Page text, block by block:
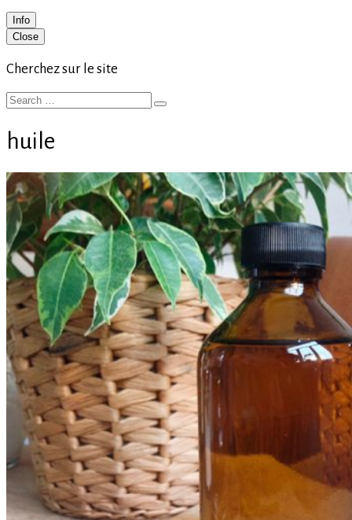
Info
Primary
Sidebar
Close
Cherchez sur le site
Search
Search
huile